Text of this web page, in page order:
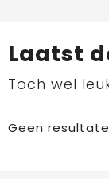
Laatst
Toch wel
Geen